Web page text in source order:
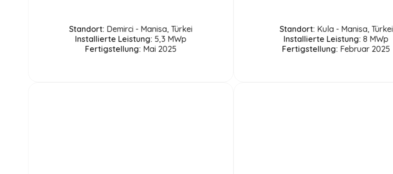
Standort: Demirci - Manisa, Türkei
Installierte Leistung: 5,3 MWp
Fertigstellung: Mai 2025
Standort: Kula - Manisa, Türkei
Installierte Leistung: 8 MWp
Fertigstellung: Februar 2025